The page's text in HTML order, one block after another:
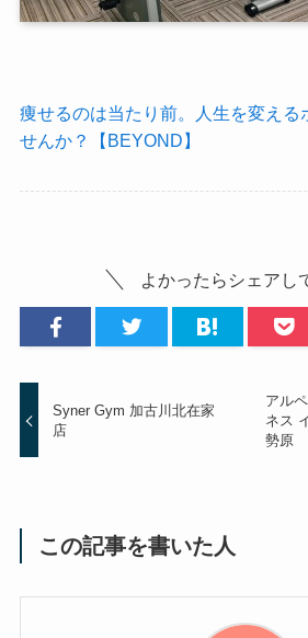
痩せるのは当たり前。人生を変える
せんか？【BEYOND】
よかったらシェアし
Syner Gym 加古川北在家
店
アル
ネス
勢原
この記事を書いた人